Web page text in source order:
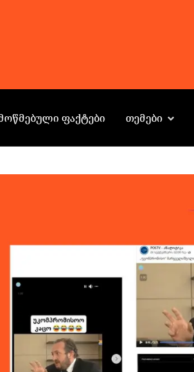
ᲤᲐᲥᲢᲔᲑᲘ ᲗᲔᲛᲔᲑᲘ